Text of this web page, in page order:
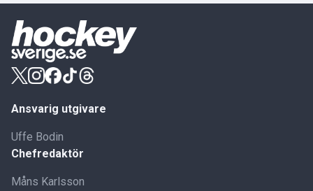
Ansvarig utgivare
Uffe Bodin
Chefredaktör
Måns Karlsson